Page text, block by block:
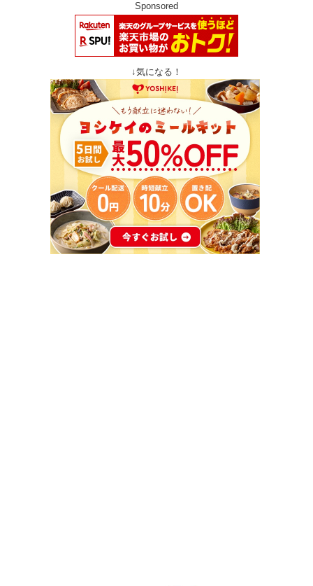
Sponsored
↓気になる！